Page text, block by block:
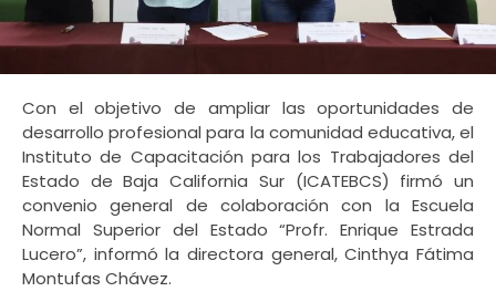
Con el objetivo de ampliar las oportunidades de
desarrollo profesional para la comunidad educativa, el
Instituto de Capacitación para los Trabajadores del
Estado de Baja California Sur (ICATEBCS) firmó un
convenio general de colaboración con la Escuela
Normal Superior del Estado “Profr. Enrique Estrada
Lucero”, informó la directora general, Cinthya Fátima
Montufas Chávez.